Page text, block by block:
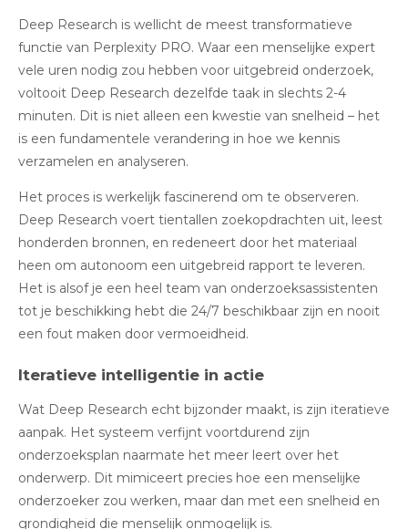
Deep Research is wellicht de meest transformatieve
functie van Perplexity PRO. Waar een menselijke expert
vele uren nodig zou hebben voor uitgebreid onderzoek,
voltooit Deep Research dezelfde taak in slechts 2-4
minuten. Dit is niet alleen een kwestie van snelheid – het
is een fundamentele verandering in hoe we kennis
verzamelen en analyseren.
Het proces is werkelijk fascinerend om te observeren.
Deep Research voert tientallen zoekopdrachten uit, leest
honderden bronnen, en redeneert door het materiaal
heen om autonoom een uitgebreid rapport te leveren.
Het is alsof je een heel team van onderzoeksassistenten
tot je beschikking hebt die 24/7 beschikbaar zijn en nooit
een fout maken door vermoeidheid.
Iteratieve intelligentie in actie
Wat Deep Research echt bijzonder maakt, is zijn iteratieve
aanpak. Het systeem verfijnt voortdurend zijn
onderzoeksplan naarmate het meer leert over het
onderwerp. Dit mimiceert precies hoe een menselijke
onderzoeker zou werken, maar dan met een snelheid en
grondigheid die menselijk onmogelijk is.